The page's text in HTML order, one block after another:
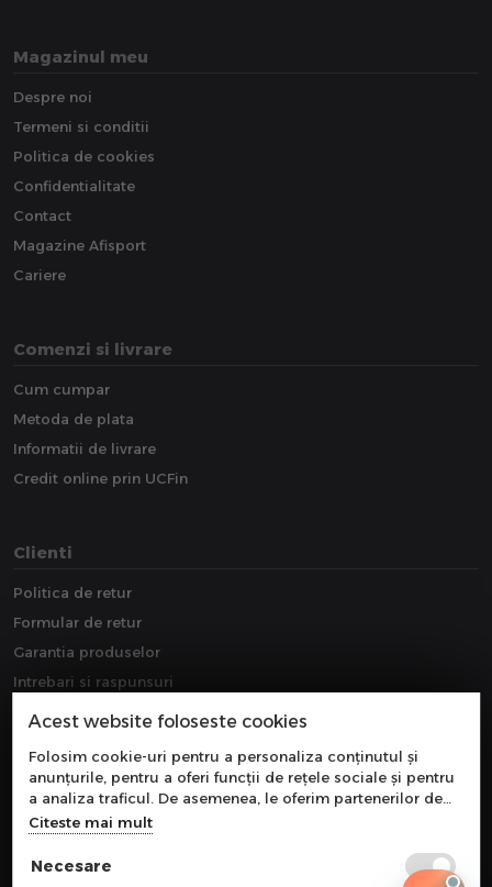
Magazinul meu
Despre noi
Termeni si conditii
Politica de cookies
Confidentialitate
Contact
Magazine Afisport
Cariere
Comenzi si livrare
Cum cumpar
Metoda de plata
Informatii de livrare
Credit online prin UCFin
Clienti
Politica de retur
Formular de retur
Garantia produselor
Intrebari si raspunsuri
Downloads
Acest website foloseste cookies
Folosim cookie-uri pentru a personaliza conținutul și
anunțurile, pentru a oferi funcții de rețele sociale și pentru
a analiza traficul. De asemenea, le oferim partenerilor de
rețele sociale, de publicitate și de analize informații cu
privire la modul în care folosiți site-ul nostru. Aceștia le
pot combina cu alte informații oferite de dvs. sau culese în
Citeste mai mult
Necesare